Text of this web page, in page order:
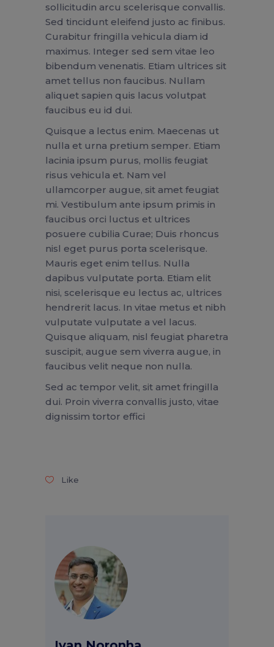
sollicitudin arcu scelerisque convallis.
Sed tincidunt eleifend justo ac finibus.
Curabitur fringilla vehicula diam id
maximus. Integer sed sem vitae leo
bibendum venenatis. Etiam ultrices sit
amet tellus non faucibus. Nullam
aliquet sapien quis lacus volutpat
faucibus eu id dui.
Quisque a lectus enim. Maecenas ut
nulla et urna pretium semper. Etiam
lacinia ipsum purus, mollis feugiat
risus vehicula et. Nam vel
ullamcorper augue, sit amet feugiat
mi. Vestibulum ante ipsum primis in
faucibus orci luctus et ultrices
posuere cubilia Curae; Duis rhoncus
nisl eget purus porta scelerisque.
Mauris eget enim tellus. Nulla
dapibus vulputate porta. Etiam elit
nisi, scelerisque eu lectus ac, ultrices
hendrerit lacus. In vitae metus et nibh
vulputate vulputate a vel lacus.
Quisque aliquam, nisl feugiat pharetra
suscipit, augue sem viverra augue, in
faucibus velit neque non nulla.
Sed ac tempor velit, sit amet fringilla
dui. Proin viverra convallis justo, vitae
dignissim tortor effici
Like